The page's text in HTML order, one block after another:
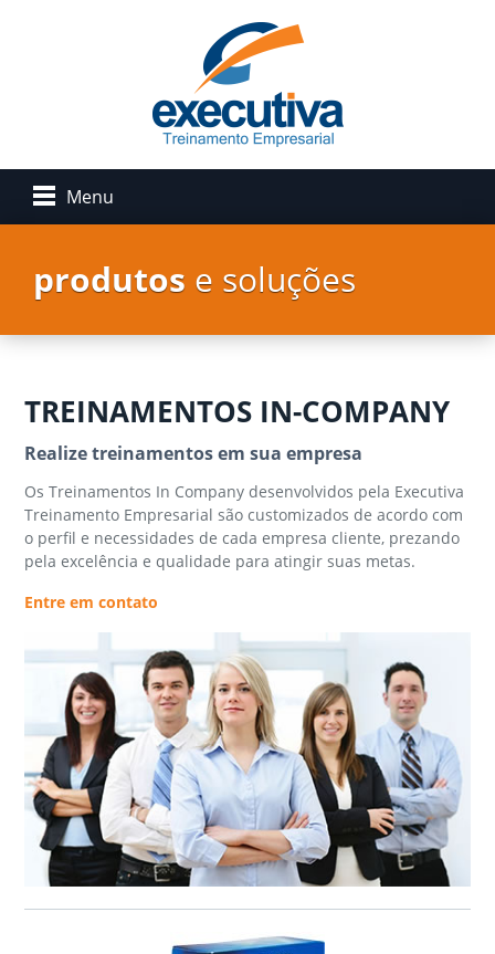
Menu
produtos e soluções
TREINAMENTOS IN-COMPANY
Realize treinamentos em sua empresa
Os Treinamentos In Company desenvolvidos pela Executiva
Treinamento Empresarial são customizados de acordo com
o perfil e necessidades de cada empresa cliente, prezando
pela excelência e qualidade para atingir suas metas.
Entre em contato